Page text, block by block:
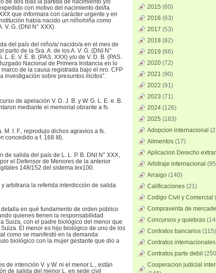
de dos días la partida de nacimiento y/o
con motivo del nacimiento del/la
que informara con carácter urgente y en
había nacido un niño/niña como
V. G. (DNI N° XXX).
del país del niño/a/ nacido/a en el mes de
de la Sra. A. de los A. V. G. (DNI N°
E. V. E. B. (PAS. XXX) y/o de V. D. B. (PAS.
Nacional de Primera Instancia en lo
de la causa registrada bajo el nro. CFP
investigación sobre presuntos ilícitos”.
de apelación V. D. J. B. y W. G. L. E. e. B.
mediante el memorial obrante a fs.
M. I. F., reprodujo dichos agravios a fs.
concedido a f. 168 III).
salida del país de L. L. P. B. DNI N° XXX,
el Defensor de Menores de la anterior
148/152 del sistema lex100.
arbitraria la referida interdicción de salida
en qué fundamento de orden público
quienes tienen la responsabilidad
Suiza, con el padre biológico del menor que
El menor es hijo biológico de uno de los
como se manifestó en la demanda
biológico con la mujer gestante que dio a
de intención V. y W. ni el menor L., están
de salida del menor L. en sede civil
2015 (60)
2016 (63)
2017 (53)
2018 (82)
2019 (66)
2020 (72)
2021 (90)
2022 (91)
2023 (71)
2024 (126)
2025 (183)
Adopcion internacional
Alimentos (17)
Aplicacion Derecho
Arbitraje internacional
Arraigo (140)
Calificaciones (21)
Codigo Civil y Comercial
Compraventa de
Concursos y quiebras
Contratos bancarios (115)
Contratos internacionales
Contratos parte debil
Cooperacion judicial